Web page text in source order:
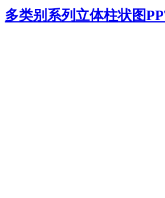
多类别系列立体柱状图